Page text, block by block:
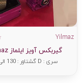
گیربکس آویز ایلماز Yilmaz
سری : D گشتاور : 130 الی...
Yilmaz